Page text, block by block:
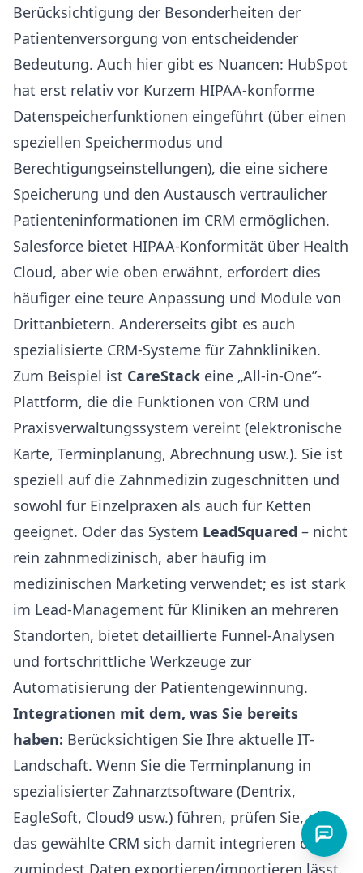
Berücksichtigung der Besonderheiten der
Patientenversorgung von entscheidender
Bedeutung. Auch hier gibt es Nuancen: HubSpot
hat erst relativ vor Kurzem HIPAA-konforme
Datenspeicherfunktionen eingeführt (über einen
speziellen Speichermodus und
Berechtigungseinstellungen), die eine sichere
Speicherung und den Austausch vertraulicher
Patienteninformationen im CRM ermöglichen.
Salesforce bietet HIPAA-Konformität über Health
Cloud, aber wie oben erwähnt, erfordert dies
häufiger eine teure Anpassung und Module von
Drittanbietern. Andererseits gibt es auch
spezialisierte CRM-Systeme für Zahnkliniken.
Zum Beispiel ist CareStack eine „All-in-One”-
Plattform, die die Funktionen von CRM und
Praxisverwaltungssystem vereint (elektronische
Karte, Terminplanung, Abrechnung usw.). Sie ist
speziell auf die Zahnmedizin zugeschnitten und
sowohl für Einzelpraxen als auch für Ketten
geeignet. Oder das System LeadSquared – nicht
rein zahnmedizinisch, aber häufig im
medizinischen Marketing verwendet; es ist stark
im Lead-Management für Kliniken an mehreren
Standorten, bietet detaillierte Funnel-Analysen
und fortschrittliche Werkzeuge zur
Automatisierung der Patientengewinnung.
Integrationen mit dem, was Sie bereits
haben: Berücksichtigen Sie Ihre aktuelle IT-
Landschaft. Wenn Sie die Terminplanung in
spezialisierter Zahnarztsoftware (Dentrix,
EagleSoft, Cloud9 usw.) führen, prüfen Sie, ob
das gewählte CRM sich damit integrieren oder
zumindest Daten exportieren/importieren lässt.